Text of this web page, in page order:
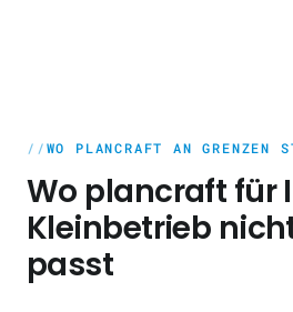
WO PLANCRAFT AN GRENZEN
Wo plancraft für
Kleinbetrieb
passt